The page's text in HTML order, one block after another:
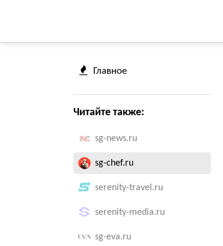
Главное
Читайте также:
sg-news.ru
sg-chef.ru
serenity-travel.ru
serenity-media.ru
sg-eva.ru